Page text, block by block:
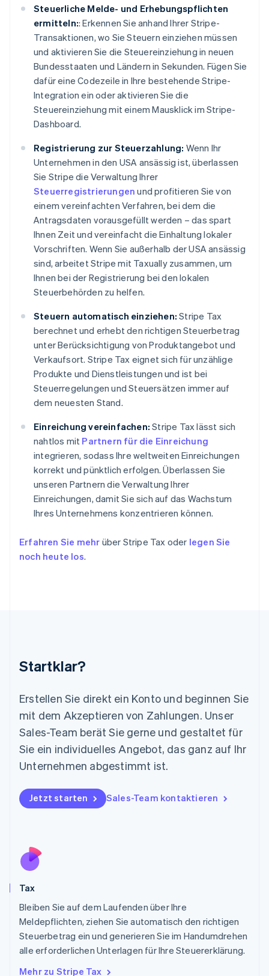
Steuerliche Melde- und Erhebungspflichten
ermitteln:: Erkennen Sie anhand Ihrer Stripe-
Transaktionen, wo Sie Steuern einziehen müssen
und aktivieren Sie die Steuereinziehung in neuen
Bundesstaaten und Ländern in Sekunden. Fügen Sie
dafür eine Codezeile in Ihre bestehende Stripe-
Integration ein oder aktivieren Sie die
Steuereinziehung mit einem Mausklick im Stripe-
Dashboard.
Registrierung zur Steuerzahlung: Wenn Ihr
Unternehmen in den USA ansässig ist, überlassen
Sie Stripe die Verwaltung Ihrer
Steuerregistrierungen und profitieren Sie von
einem vereinfachten Verfahren, bei dem die
Antragsdaten vorausgefüllt werden – das spart
Ihnen Zeit und vereinfacht die Einhaltung lokaler
Vorschriften. Wenn Sie außerhalb der USA ansässig
sind, arbeitet Stripe mit Taxually zusammen, um
Ihnen bei der Registrierung bei den lokalen
Steuerbehörden zu helfen.
Steuern automatisch einziehen: Stripe Tax
berechnet und erhebt den richtigen Steuerbetrag
unter Berücksichtigung von Produktangebot und
Verkaufsort. Stripe Tax eignet sich für unzählige
Produkte und Dienstleistungen und ist bei
Steuerregelungen und Steuersätzen immer auf
dem neuesten Stand.
Einreichung vereinfachen: Stripe Tax lässt sich
nahtlos mit Partnern für die Einreichung
integrieren, sodass Ihre weltweiten Einreichungen
korrekt und pünktlich erfolgen. Überlassen Sie
unseren Partnern die Verwaltung Ihrer
Einreichungen, damit Sie sich auf das Wachstum
Ihres Unternehmens konzentrieren können.
Erfahren Sie mehr über Stripe Tax oder legen Sie
noch heute los.
Startklar?
Erstellen Sie direkt ein Konto und beginnen Sie
mit dem Akzeptieren von Zahlungen. Unser
Sales-Team berät Sie gerne und gestaltet für
Sie ein individuelles Angebot, das ganz auf Ihr
Unternehmen abgestimmt ist.
Jetzt starten Sales-Team kontaktieren
Tax
Bleiben Sie auf dem Laufenden über Ihre
Meldepflichten, ziehen Sie automatisch den richtigen
Steuerbetrag ein und generieren Sie im Handumdrehen
alle erforderlichen Unterlagen für Ihre Steuererklärung.
Mehr zu Stripe Tax
Australien
Belgien
NederlandsFrançaisDeutschEnglish
Brasilien
Português
Bulgarien
English
Dänemark
English
Deutschland
Estland
English
Festlandchina
Finnland
EnglishSvenska
Frankreich
Gibraltar
English
Griechenland
English
English
Irland
English
Italien
English
Japan
日本語English
Kanada
Kroatien
Lettland
English简体中文
English
Mexiko
Español English
Neuseeland
English
NederlandsEnglish
English
Österreich
Portugal
Português
Schweden
Schweiz
DeutschFrançaisItalianoEnglish
Singapur